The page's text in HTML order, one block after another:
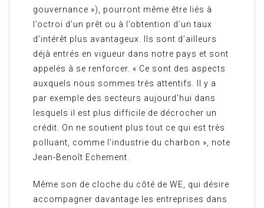
gouvernance »), pourront même être liés à
l’octroi d’un prêt ou à l’obtention d’un taux
d’intérêt plus avantageux. Ils sont d’ailleurs
déjà entrés en vigueur dans notre pays et sont
appelés à se renforcer. « Ce sont des aspects
auxquels nous sommes très attentifs. Il y a
par exemple des secteurs aujourd’hui dans
lesquels il est plus difficile de décrocher un
crédit. On ne soutient plus tout ce qui est très
polluant, comme l’industrie du charbon », note
Jean-Benoît Echement.
Même son de cloche du côté de WE, qui désire
accompagner davantage les entreprises dans